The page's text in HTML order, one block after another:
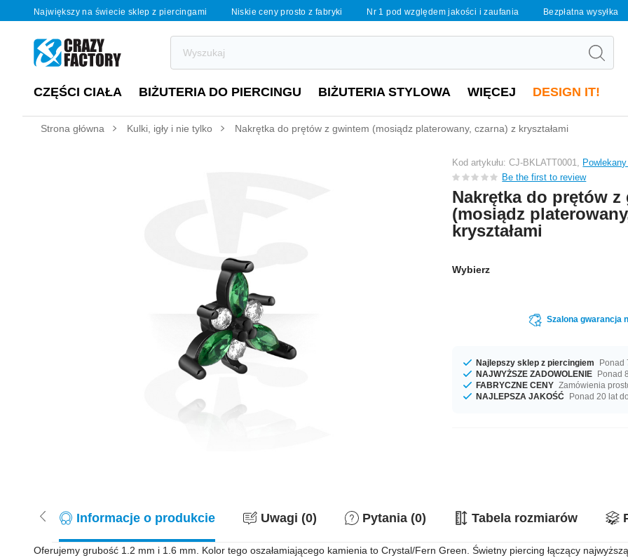
Największy na świecie sklep z piercingami Niskie ceny prosto z fabryki Nr 1 pod względem jakości i zaufania Bezpłatna wysyłka
CZĘŚCI CIAŁA BIŻUTERIA DO PIERCINGU BIŻUTERIA STYLOWA WIĘCEJ DESIGN IT!
Strona główna Kulki, igły i nie tylko Nakrętka do prętów z gwintem (mosiądz platerowany, czarna) z kryształami
Kod artykułu: CJ-BKLATT0001,
Be the first to review
Nakrętka do prętów z
(mosiądz
kryształami
Wybierz
Szalona gwarancja
Najlepszy sklep z piercingiem
Ponad
NAJWYŻSZE ZADOWOLENIE Ponad
FABRYCZNE CENY Zamówienia
NAJLEPSZA JAKOŚĆ Ponad 20 lat
Informacje o produkcie Uwagi (0) Pytania (0) Tabela rozmiarów
Oferujemy grubość 1.2 mm i 1.6 mm. Kolor tego oszałamiającego kamienia to Crystal/Fern Green. Świetny piercing łączący